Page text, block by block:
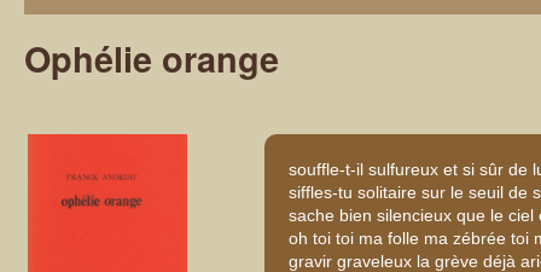
Ophélie orange
souffle-t-il sulfureux et si sûr de
siffles-tu solitaire sur le seuil de
sache bien silencieux que le ciel
oh toi toi ma folle ma zébrée toi
gravir graveleux la grève déjà